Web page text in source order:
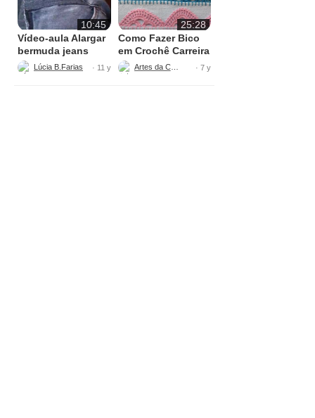
10:45
Vídeo-aula Alargar
bermuda jeans
parte 1
· 11 y
25:28
Como Fazer Bico
em Crochê Carreira
Única
Artes da Cata · 7 y